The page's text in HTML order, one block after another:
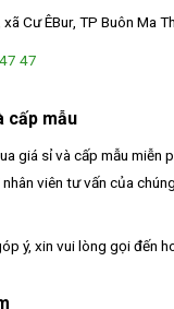
Cư ÊBur, TP Buôn Ma
47
cấp mẫu
giá sỉ và cấp mẫu miễn
viên tư vấn của
ý, xin vui lòng gọi đến